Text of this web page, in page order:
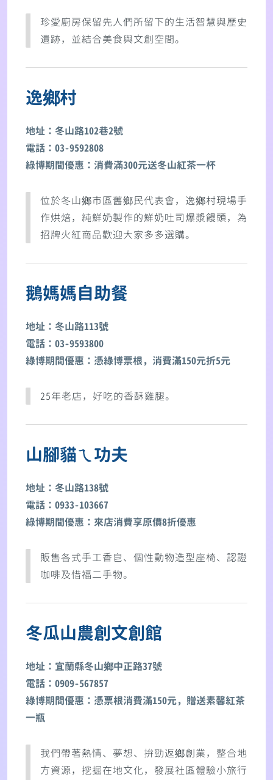
珍愛廚房保留先人們所留下的生活智慧與歷史
遺跡，並結合美食與文創空間。
逸鄉村
地址：冬山路102巷2號
電話：03-9592808
綠博期間優惠：消費滿300元送冬山紅茶一杯
位於冬山鄉市區舊鄉民代表會，逸鄉村現場手
作烘焙，純鮮奶製作的鮮奶吐司爆漿饅頭，為
招牌火紅商品歡迎大家多多選購。
鵝媽媽自助餐
地址：冬山路113號
電話：03-9593800
綠博期間優惠：憑綠博票根，消費滿150元折5元
25年老店，好吃的香酥雞腿。
山腳貓ㄟ功夫
地址：冬山路138號
電話：0933-103667
綠博期間優惠：來店消費享原價8折優惠
販售各式手工香皀、個性動物造型座椅、認證
咖啡及惜福二手物。
冬瓜山農創文創館
地址：宜蘭縣冬山鄉中正路37號
電話：0909-567857
綠博期間優惠：憑票根消費滿150元，贈送素馨紅茶
一瓶
我們帶著熱情、夢想、拚勁返鄉創業，整合地
方資源，挖掘在地文化，發展社區體驗小旅行